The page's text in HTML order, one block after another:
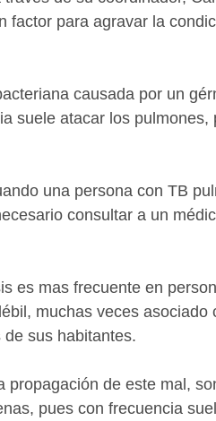
factor para agravar la
causada por un
suele atacar los pulmones,
una persona con TB
consultar a un
es mas frecuente en
muchas veces asociado
sus habitantes.
propagación de este mal,
pues con frecuencia